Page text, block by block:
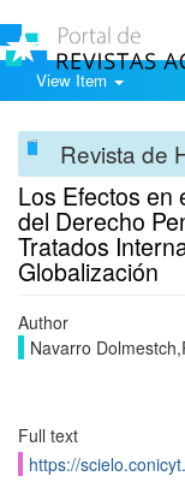
View Item
Revista de
Los Efectos en
del Derecho
Tratados
Globalización
Author
Navarro
Full text
https://